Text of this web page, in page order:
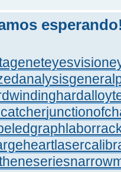
eyesvision